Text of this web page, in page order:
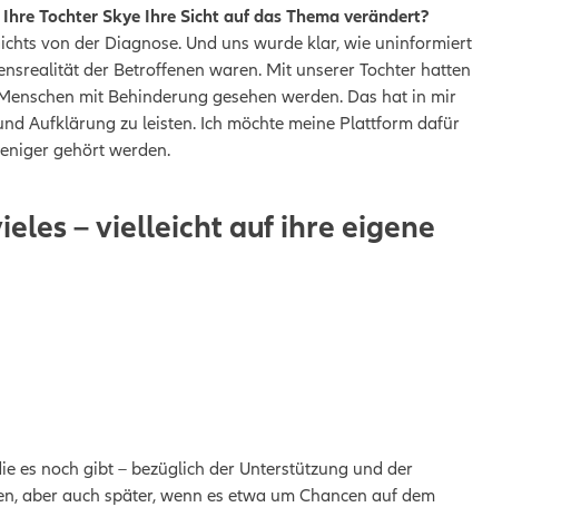
Tochter Skye Ihre Sicht auf das Thema verändert?
von der Diagnose. Und uns wurde klar, wie uninformiert
der Betroffenen waren. Mit unserer Tochter hatten
mit Behinderung gesehen werden. Das hat in mir
Aufklärung zu leisten. Ich möchte meine Plattform dafür
gehört werden.
– vielleicht auf ihre eigene
es noch gibt – bezüglich der Unterstützung und der
aber auch später, wenn es etwa um Chancen auf dem